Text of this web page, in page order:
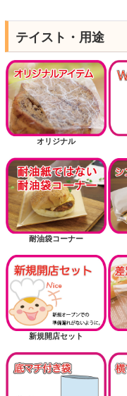
テイスト・用途
オリジナル
耐油袋コーナー
新規開店セット